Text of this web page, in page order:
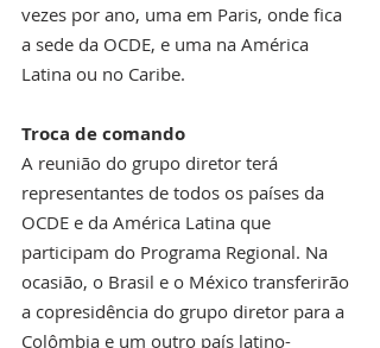
vezes por ano, uma em Paris, onde fica
a sede da OCDE, e uma na América
Latina ou no Caribe.
Troca de comando
A reunião do grupo diretor terá
representantes de todos os países da
OCDE e da América Latina que
participam do Programa Regional. Na
ocasião, o Brasil e o México transferirão
a copresidência do grupo diretor para a
Colômbia e um outro país latino-